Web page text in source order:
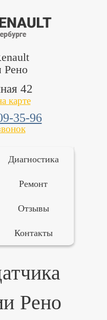
Рено
42
карте
35-96
Диагностика
Ремонт
Отзывы
Контакты
Рено